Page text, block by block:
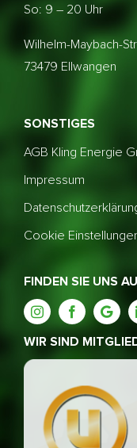
So: 9 – 20 Uhr
Wilhelm-Maybach-
73479 Ellwangen
SONSTIGES
AGB Kling Energie
Impressum
Cookie
FINDEN SIE UNS
WIR SIND